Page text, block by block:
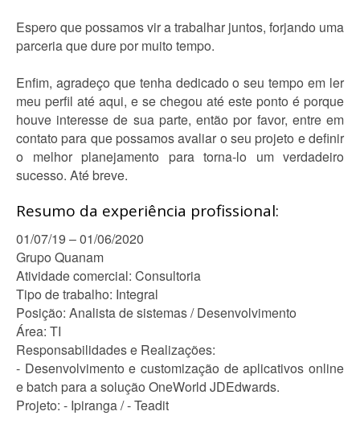
Espero que possamos vir a trabalhar juntos, forjando uma
parceria que dure por muito tempo.
Enfim, agradeço que tenha dedicado o seu tempo em ler
meu perfil até aqui, e se chegou até este ponto é porque
houve interesse de sua parte, então por favor, entre em
contato para que possamos avaliar o seu projeto e definir
o melhor planejamento para torna-lo um verdadeiro
sucesso. Até breve.
Resumo da experiência profissional:
01/07/19 – 01/06/2020
Grupo Quanam
Atividade comercial: Consultoria
Tipo de trabalho: Integral
Posição: Analista de sistemas / Desenvolvimento
Área: TI
Responsabilidades e Realizações:
- Desenvolvimento e customização de aplicativos online
e batch para a solução OneWorld JDEdwards.
Projeto: - Ipiranga / - Teadit